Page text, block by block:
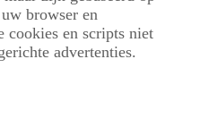
browser en
cookies en scripts niet
advertenties.